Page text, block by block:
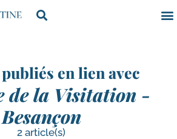
en lien avec
de la Visitation -
Besançon
2 article(s)